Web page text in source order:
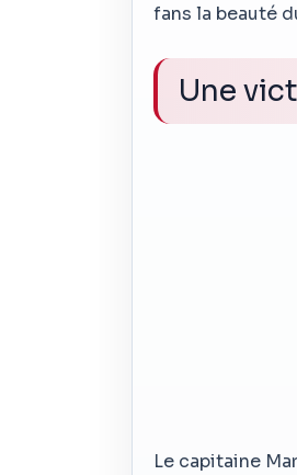
fans la beauté
Une
Le capitaine